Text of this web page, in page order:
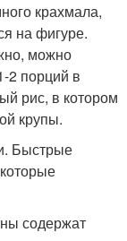
крахмала,
на фигуре.
можно
2 порций в
рис, в котором
крупы.
Быстрые
содержат